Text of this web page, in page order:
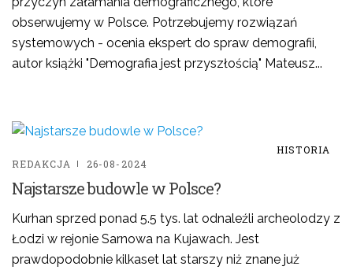
obserwujemy w Polsce. Potrzebujemy rozwiązań
systemowych - ocenia ekspert do spraw demografii,
autor książki "Demografia jest przyszłością" Mateusz...
HISTORIA
REDAKCJA
26-08-2024
Najstarsze budowle w Polsce?
Kurhan sprzed ponad 5.5 tys. lat odnaleźli archeolodzy z
Łodzi w rejonie Sarnowa na Kujawach. Jest
prawdopodobnie kilkaset lat starszy niż znane już